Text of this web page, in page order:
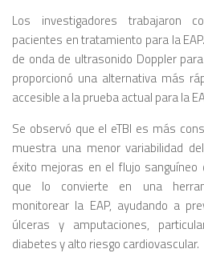
Los investigadores trabajaron
pacientes en tratamiento para la
de onda de ultrasonido Doppler
proporcionó una alternativa más
accesible a la prueba actual para la
Se observó que el eTBI es más
muestra una menor variabilidad
éxito mejoras en el flujo
que lo convierte en una
monitorear la EAP, ayudando a
úlceras y amputaciones,
diabetes y alto riesgo cardiovascular.